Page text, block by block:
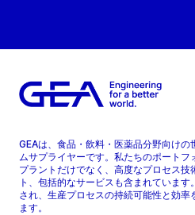
GEAは、食品・飲料・医薬品分野向けの
ムサプライヤーです。私たちのポートフ
プラントだけでなく、高度なプロセス技
ト、包括的なサービスも含まれています
され、生産プロセスの持続可能性と効率
ます。